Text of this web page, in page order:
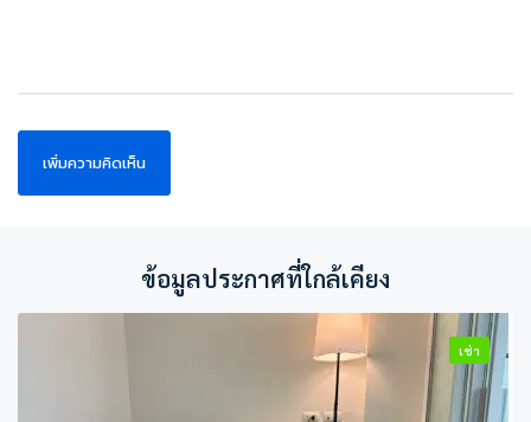
ข้อมูลประกาศที่ใกล้เคียง
เช่า